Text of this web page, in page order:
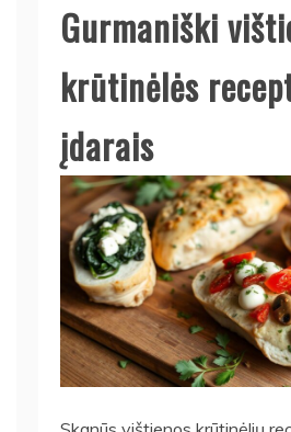
Gurmaniški
krūtinėlės
įdarais